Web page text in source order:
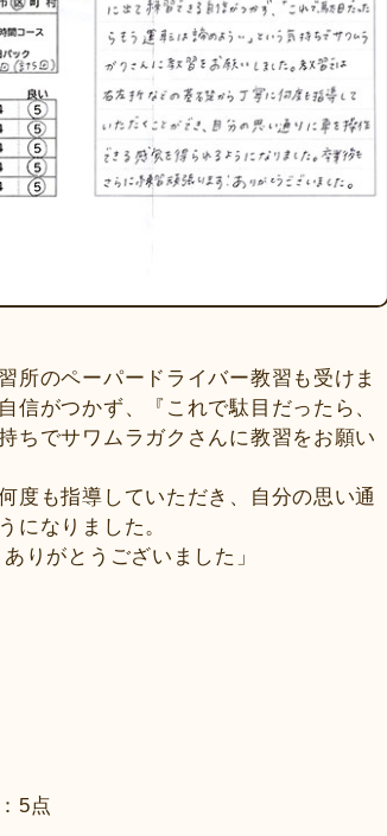
所のペーパードライバー教習も受けま
信がつかず、『これで駄目だったら、
ちでサワムラガクさんに教習をお願い
度も指導していただき、自分の思い通
になりました。
りがとうございました」
5点